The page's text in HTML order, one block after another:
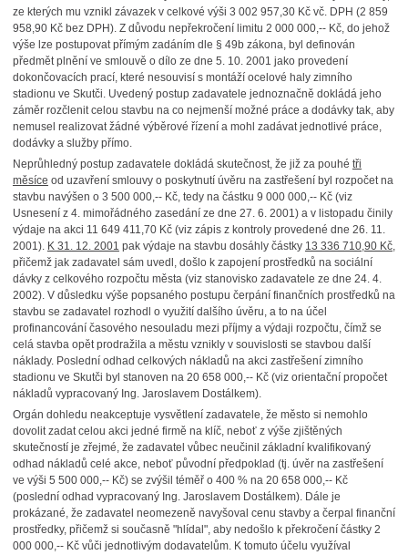
ze kterých mu vznikl závazek v celkové výši 3 002 957,30 Kč vč. DPH (2 859
958,90 Kč bez DPH). Z důvodu nepřekročení limitu 2 000 000,-- Kč, do jehož
výše lze postupovat přímým zadáním dle § 49b zákona, byl definován
předmět plnění ve smlouvě o dílo ze dne 5. 10. 2001 jako provedení
dokončovacích prací, které nesouvisí s montáží ocelové haly zimního
stadionu ve Skutči. Uvedený postup zadavatele jednoznačně dokládá jeho
záměr rozčlenit celou stavbu na co nejmenší možné práce a dodávky tak, aby
nemusel realizovat žádné výběrové řízení a mohl zadávat jednotlivé práce,
dodávky a služby přímo.
Neprůhledný postup zadavatele dokládá skutečnost, že již za pouhé tři
měsíce od uzavření smlouvy o poskytnutí úvěru na zastřešení byl rozpočet na
stavbu navýšen o 3 500 000,-- Kč, tedy na částku 9 000 000,-- Kč (viz
Usnesení z 4. mimořádného zasedání ze dne 27. 6. 2001) a v listopadu činily
výdaje na akci 11 649 411,70 Kč (viz zápis z kontroly provedené dne 26. 11.
2001). K 31. 12. 2001 pak výdaje na stavbu dosáhly částky 13 336 710,90 Kč,
přičemž jak zadavatel sám uvedl, došlo k zapojení prostředků na sociální
dávky z celkového rozpočtu města (viz stanovisko zadavatele ze dne 24. 4.
2002). V důsledku výše popsaného postupu čerpání finančních prostředků na
stavbu se zadavatel rozhodl o využití dalšího úvěru, a to na účel
profinancování časového nesouladu mezi příjmy a výdaji rozpočtu, čímž se
celá stavba opět prodražila a městu vznikly v souvislosti se stavbou další
náklady. Poslední odhad celkových nákladů na akci zastřešení zimního
stadionu ve Skutči byl stanoven na 20 658 000,-- Kč (viz orientační propočet
nákladů vypracovaný Ing. Jaroslavem Dostálkem).
Orgán dohledu neakceptuje vysvětlení zadavatele, že město si nemohlo
dovolit zadat celou akci jedné firmě na klíč, neboť z výše zjištěných
skutečností je zřejmé, že zadavatel vůbec neučinil základní kvalifikovaný
odhad nákladů celé akce, neboť původní předpoklad (tj. úvěr na zastřešení
ve výši 5 500 000,-- Kč) se zvýšil téměř o 400 % na 20 658 000,-- Kč
(poslední odhad vypracovaný Ing. Jaroslavem Dostálkem). Dále je
prokázané, že zadavatel neomezeně navyšoval cenu stavby a čerpal finanční
prostředky, přičemž si současně "hlídal", aby nedošlo k překročení částky 2
000 000,-- Kč vůči jednotlivým dodavatelům. K tomuto účelu využíval